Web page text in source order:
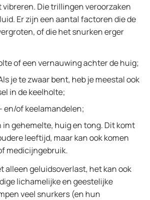
Die trillingen veroorzaken
Er zijn een aantal factoren die de
of die het snurken erger
of een vernauwing achter de huig;
je te zwaar bent, heb je meestal ook
in de keelholte;
en/of keelamandelen;
in gehemelte, huig en tong. Dit komt
leeftijd, maar kan ook komen
medicijngebruik.
alleen geluidsoverlast, het kan ook
lichamelijke en geestelijke
veel snurkers (en hun